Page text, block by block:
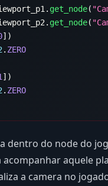
get_node(
get_node(
.
.
dentro do node do
aquele
a camera no